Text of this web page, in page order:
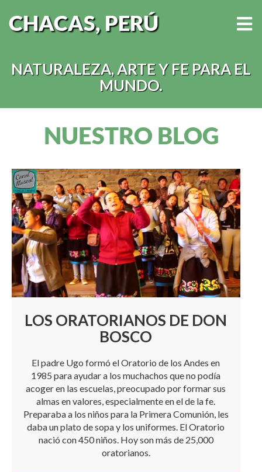
CHACAS, PERÚ
NATURALEZA, ARTE Y FE PARA EL
MUNDO.
NUESTRO BLOG
LOS ORATORIANOS DE DON
BOSCO
El padre Ugo formó el Oratorio de los Andes en
1985 para ayudar a los muchachos que no podía
acoger en las escuelas, preocupado por formar sus
almas en valores, especialmente en el de la fe.
Preparaba a los niños para la Primera Comunión, les
daba un plato de sopa y los uniformes. El Oratorio
nació con 450 niños. Hoy son más de 25,000
oratorianos.